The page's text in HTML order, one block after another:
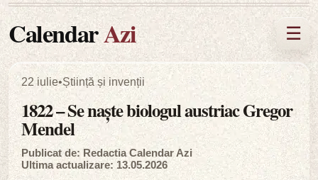
CalendarAzi ☰
22 iulie•Știință și invenții
1822 – Se naște biologul austriac Gregor
Mendel
Publicat de: Redactia Calendar Azi
Ultima actualizare: 13.05.2026